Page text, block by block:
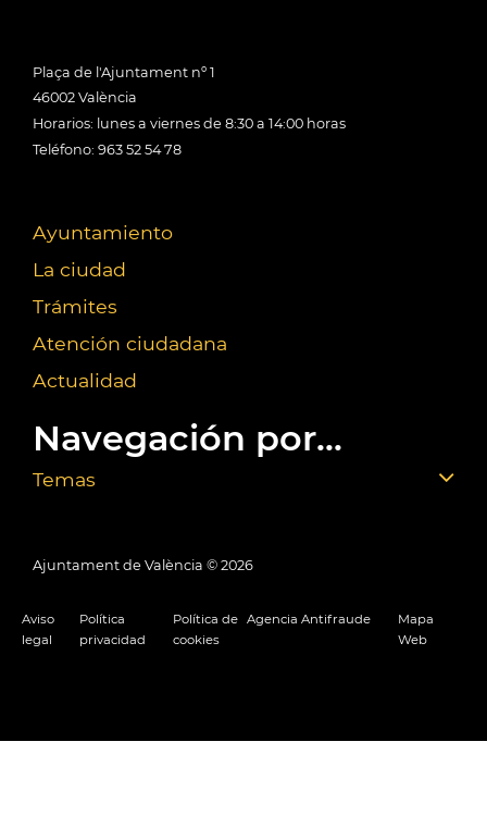
Plaça de l'Ajuntament nº 1
46002 València
Horarios: lunes a viernes de 8:30 a 14:00 horas
Teléfono: 963 52 54 78
Ayuntamiento
La ciudad
Trámites
Atención ciudadana
Actualidad
Navegación por...
Temas
Ajuntament de València © 2026
Aviso
legal
Política
privacidad
Política de
cookies
Agencia Antifraude
Mapa
Web